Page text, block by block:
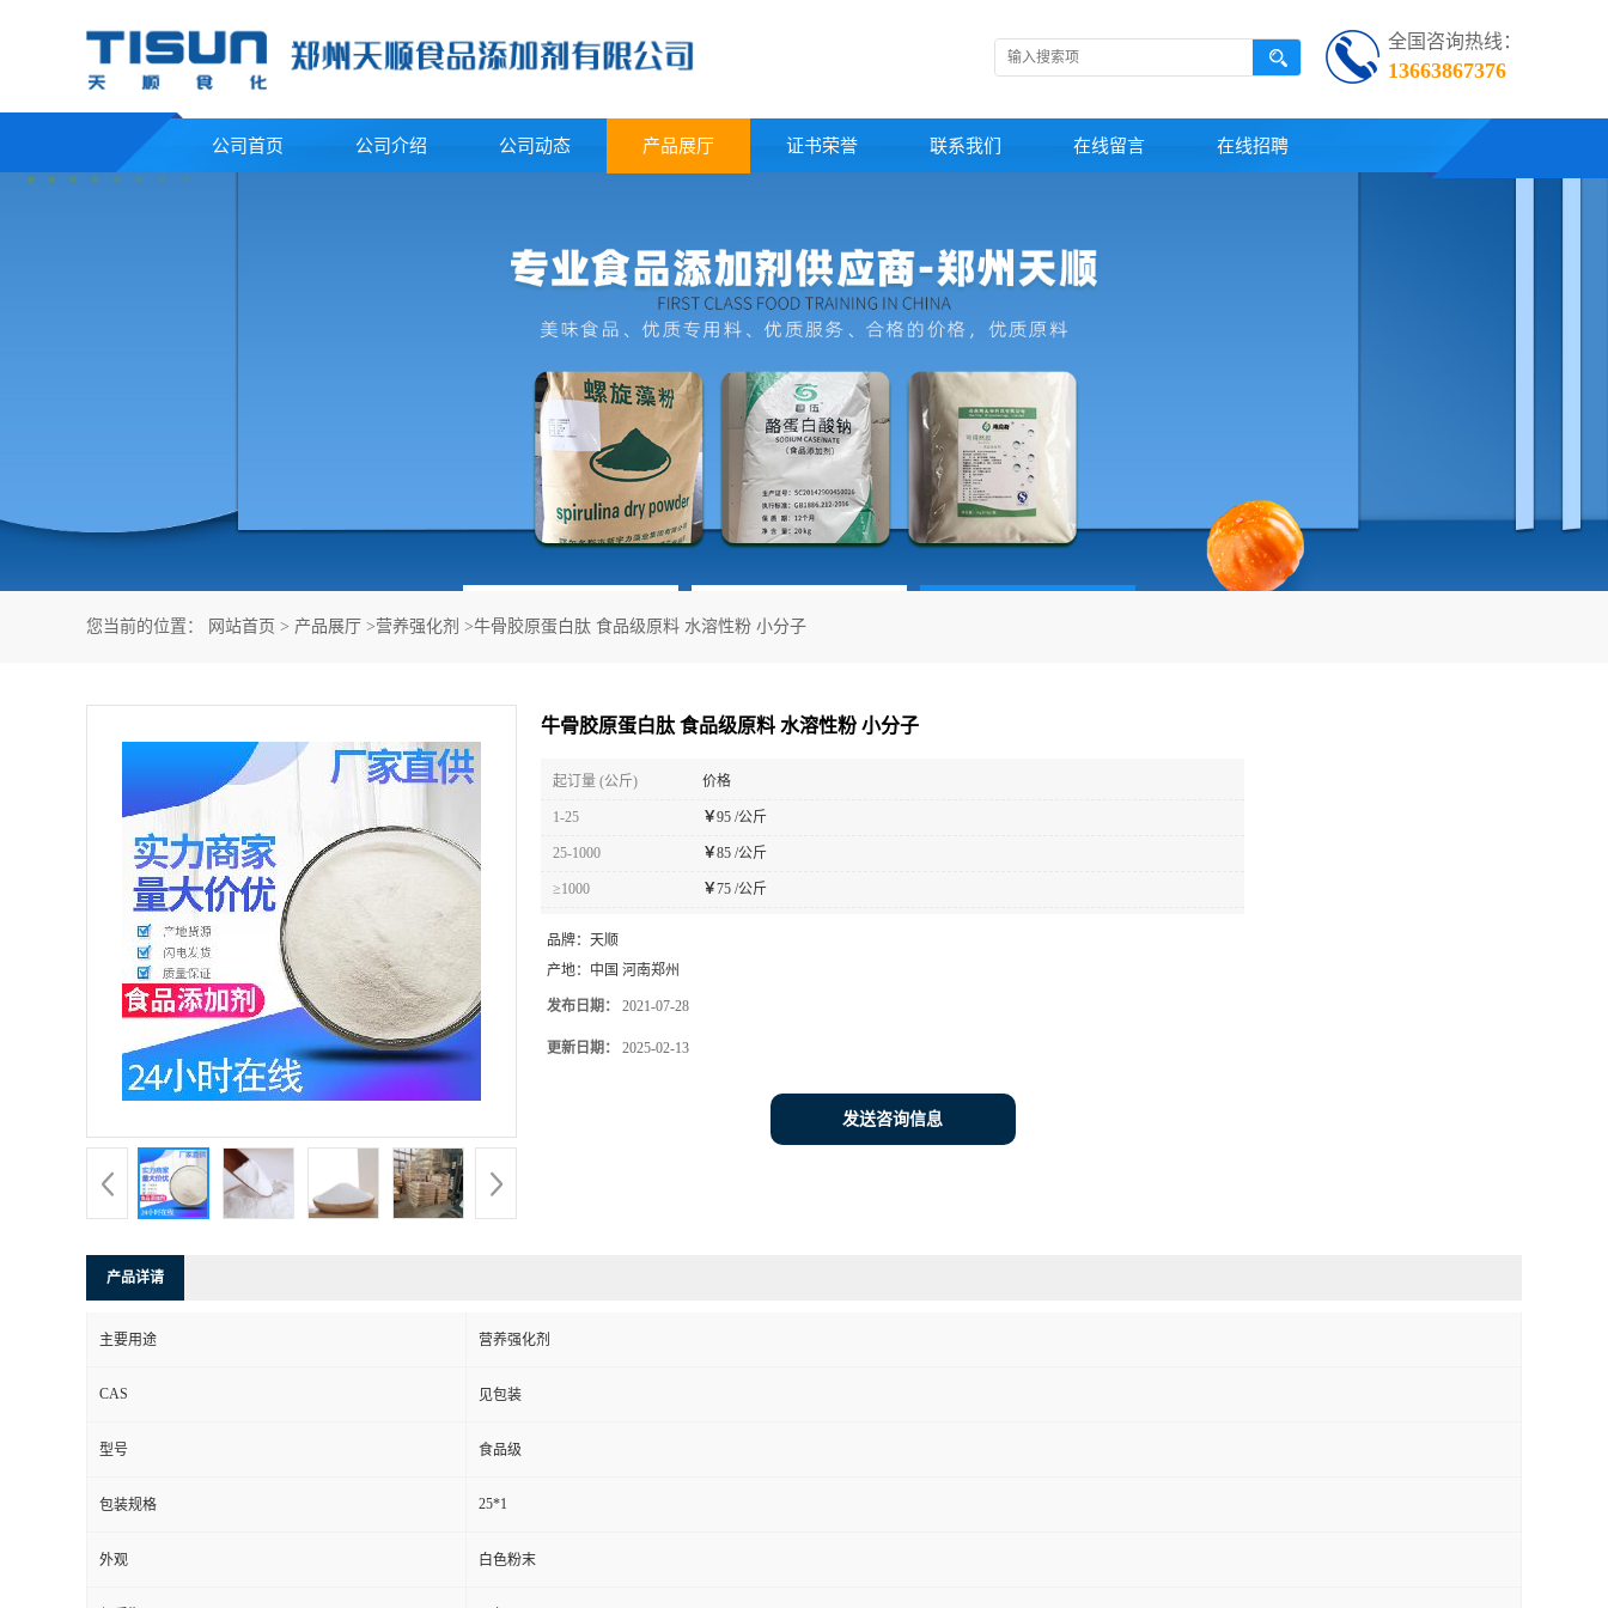
全国咨询热线：
13663867376
公司首页 公司介绍 公司动态 产品展厅 证书荣誉 联系我们 在线留言 在线招聘
您当前的位置： 网站首页 > 产品展厅 >营养强化剂 >牛骨胶原蛋白肽 食品级原料 水溶性粉 小分子
牛骨胶原蛋白肽 食品级原料 水溶性粉 小分子
起订量 (公斤) 价格
1-25 ￥95 /公斤
25-1000 ￥85 /公斤
≥1000 ￥75 /公斤
品牌： 天顺
产地： 中国 河南郑州
发布日期： 2021-07-28
更新日期： 2025-02-13
发送咨询信息
产品详请
主要用途 营养强化剂
CAS 见包装
型号 食品级
包装规格 25*1
外观 白色粉末